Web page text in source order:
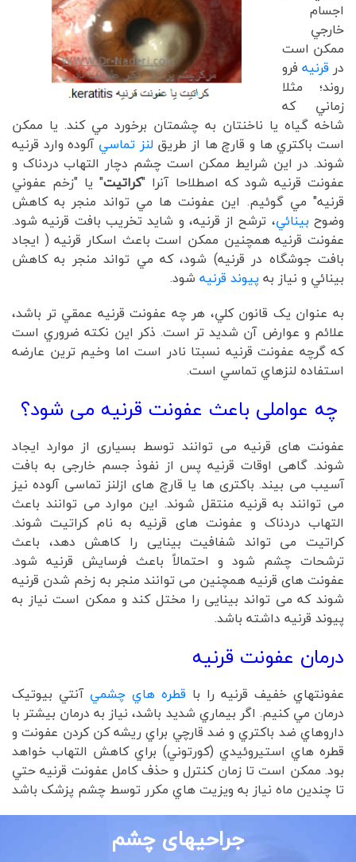
اجسام
خارجي
ممکن است
در قرنيه فرو
روند؛ مثلا
زماني که
شاخه گياه يا ناخنتان به چشمتان برخورد مي کند. يا ممکن
است باکتري ها و قارچ ها از طريقلنز تماسي آلوده وارد قرنيه
شوند. در اين شرايط ممکن است چشم دچار التهاب دردناک و
عفونت قرنيه شود که اصطلاحا آنرا "کراتيت" يا "زخم عفوني
قرنيه" مي گوئيم. اين عفونت ها مي تواند منجر به کاهش
وضوح بينائي، ترشح از قرنيه، و شايد تخريب بافت قرنيه شود.
عفونت قرنيه همچنين ممکن است باعث اسکار قرنيه ( ايجاد
بافت جوشگاه در قرنيه) شود، که مي تواند منجر به کاهش
بينائي و نياز به پيوند قرنيه شود.
به عنوان يک قانون کلي، هر چه عفونت قرنيه عمقي تر باشد،
علائم و عوارض آن شديد تر است. ذکر اين نکته ضروري است
که گرچه عفونت قرنيه نسبتا نادر است اما وخيم ترين عارضه
استفاده لنزهاي تماسي است.
چه عواملی باعث عفونت قرنیه می شود؟
عفونت های قرنیه می توانند توسط بسیاری از موارد ایجاد
شوند. گاهی اوقات قرنیه پس از نفوذ جسم خارجی به بافت
آسیب می بیند. باکتری ها یا قارچ های ازلنز تماسی آلوده نیز
می توانند به قرنیه منتقل شوند. این موارد می توانند باعث
التهاب دردناک و عفونت های قرنیه به نام کراتیت شوند.
کراتیت می تواند شفافیت بینایی را کاهش دهد، باعث
ترشحات چشم شود و احتمالاً باعث فرسایش قرنیه شود.
عفونت های قرنیه همچنین می توانند منجر به زخم شدن قرنیه
شوند که می تواند بینایی را مختل کند و ممکن است نیاز به
پیوند قرنیه داشته باشد.
درمان عفونت قرنیه
عفونتهاي خفيف قرنيه را با قطره هاي چشمي آنتي بيوتيک
درمان مي کنيم. اگر بيماري شديد باشد، نياز به درمان بيشتر با
داروهاي ضد باکتري و ضد قارچي براي ريشه کن کردن عفونت و
قطره هاي استيروئيدي (کورتوني) براي کاهش التهاب خواهد
بود. ممکن است تا زمان کنترل و حذف کامل عفونت قرنيه حتي
تا چندين ماه نياز به ويزيت هاي مکرر توسط چشم پزشک باشد
جراحیهای چشم